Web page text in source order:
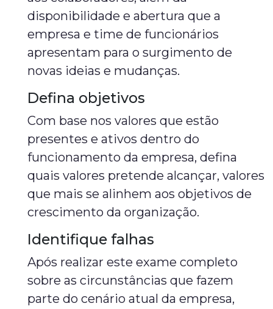
disponibilidade e abertura que a
empresa e time de funcionários
apresentam para o surgimento de
novas ideias e mudanças.
Defina objetivos
Com base nos valores que estão
presentes e ativos dentro do
funcionamento da empresa, defina
quais valores pretende alcançar, valores
que mais se alinhem aos objetivos de
crescimento da organização.
Identifique falhas
Após realizar este exame completo
sobre as circunstâncias que fazem
parte do cenário atual da empresa,